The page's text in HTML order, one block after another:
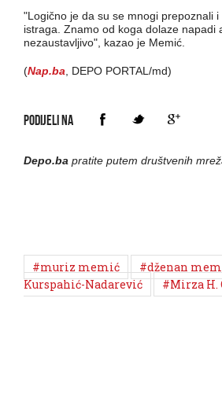
"Logično je da su se mnogi prepoznali
istraga. Znamo od koga dolaze napadi
nezaustavljivo", kazao je Memić.
(Nap.ba , DEPO PORTAL/md)
PODIJELI NA
Depo.ba pratite putem društvenih
#muriz memić #dženan
Kurspahić-Nadarević
#Mirza H.